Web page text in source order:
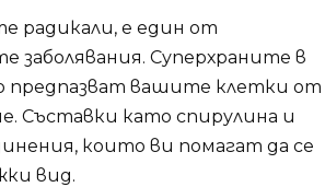
радикали, е един от
Суперхраните в
предпазват вашите клетки от
Съставки като спирулина и
които ви помагат да се
вид.